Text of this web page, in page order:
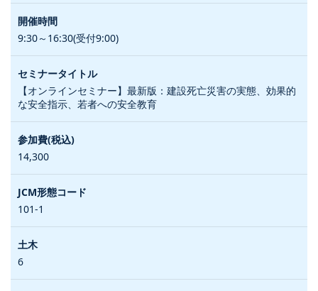
9:30～16:30(受付9:00)
【オンラインセミナー】最新版：建設死亡災害の実態、効果的
な安全指示、若者への安全教育
14,300
101-1
6